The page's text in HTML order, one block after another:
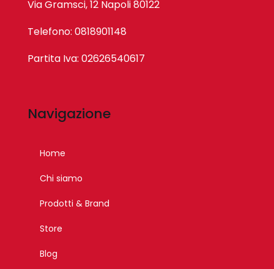
Via Gramsci, 12 Napoli 80122
Telefono: 0818901148
Partita Iva: 02626540617
Navigazione
Home
Chi siamo
Prodotti & Brand
Store
Blog